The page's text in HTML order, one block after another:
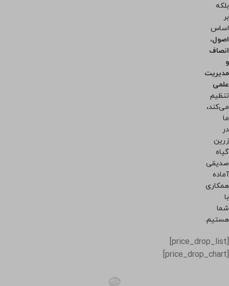
بلکه
بر
اساس
اصول،
انصاف
و
مدیریت
علمی
تنظیم
می‌کند،
ما
در
زرین
گیاه
صدیقی
آماده
همکاری
با
شما
هستیم.
[price_drop_list]
[price_drop_chart]